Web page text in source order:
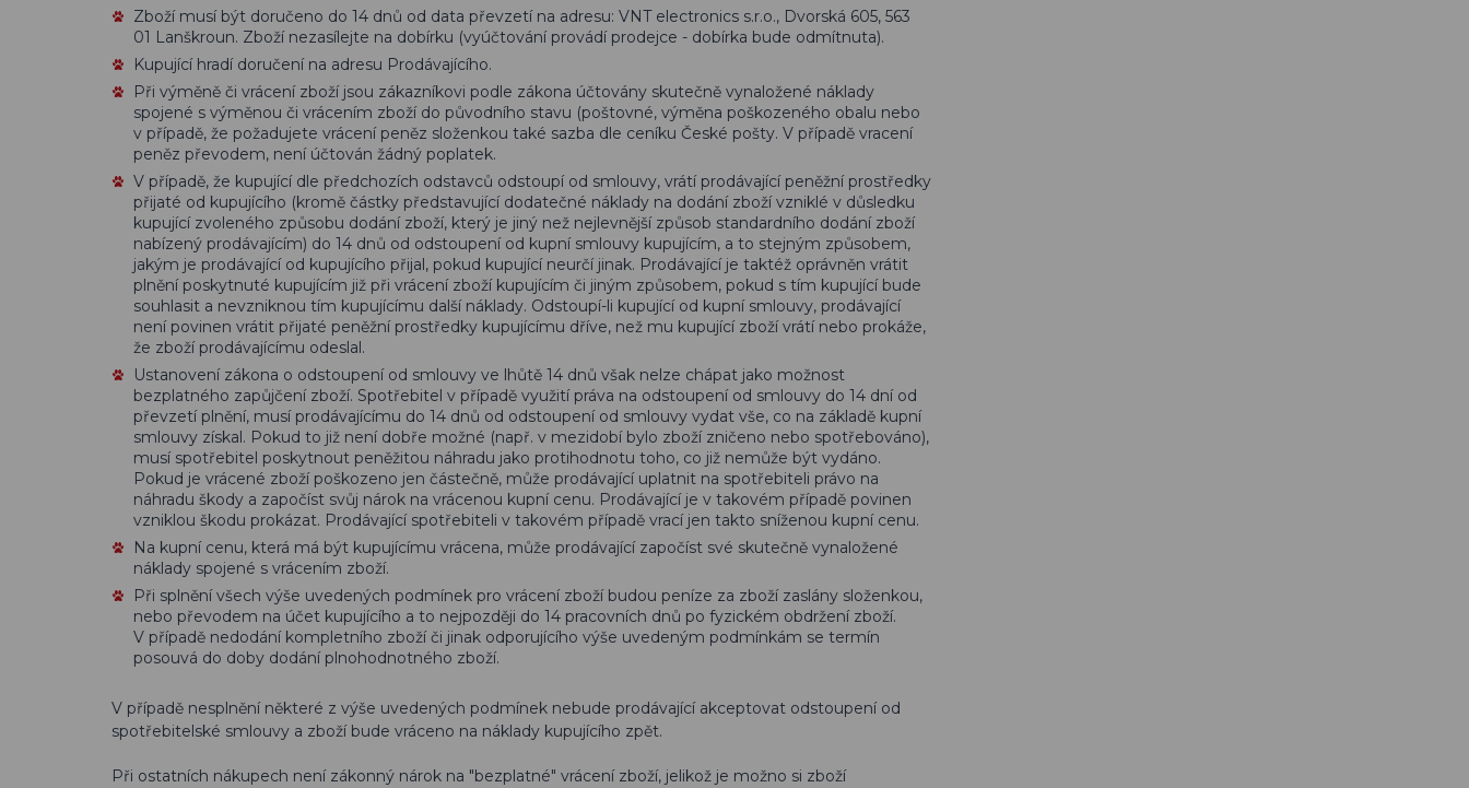
Zboží musí být doručeno do 14 dnů od data převzetí na adresu: VNT electronics s.r.o., Dvorská 605, 563
01 Lanškroun. Zboží nezasílejte na dobírku (vyúčtování provádí prodejce - dobírka bude odmítnuta).
Kupující hradí doručení na adresu Prodávajícího.
Při výměně či vrácení zboží jsou zákazníkovi podle zákona účtovány skutečně vynaložené náklady
spojené s výměnou či vrácením zboží do původního stavu (poštovné, výměna poškozeného obalu nebo
v případě, že požadujete vrácení peněz složenkou také sazba dle ceníku České pošty. V případě vracení
peněz převodem, není účtován žádný poplatek.
V případě, že kupující dle předchozích odstavců odstoupí od smlouvy, vrátí prodávající peněžní prostředky
přijaté od kupujícího (kromě částky představující dodatečné náklady na dodání zboží vzniklé v důsledku
kupující zvoleného způsobu dodání zboží, který je jiný než nejlevnější způsob standardního dodání zboží
nabízený prodávajícím) do 14 dnů od odstoupení od kupní smlouvy kupujícím, a to stejným způsobem,
jakým je prodávající od kupujícího přijal, pokud kupující neurčí jinak. Prodávající je taktéž oprávněn vrátit
plnění poskytnuté kupujícím již při vrácení zboží kupujícím či jiným způsobem, pokud s tím kupující bude
souhlasit a nevzniknou tím kupujícímu další náklady. Odstoupí-li kupující od kupní smlouvy, prodávající
není povinen vrátit přijaté peněžní prostředky kupujícímu dříve, než mu kupující zboží vrátí nebo prokáže,
že zboží prodávajícímu odeslal.
Ustanovení zákona o odstoupení od smlouvy ve lhůtě 14 dnů však nelze chápat jako možnost
bezplatného zapůjčení zboží. Spotřebitel v případě využití práva na odstoupení od smlouvy do 14 dní od
převzetí plnění, musí prodávajícímu do 14 dnů od odstoupení od smlouvy vydat vše, co na základě kupní
smlouvy získal. Pokud to již není dobře možné (např. v mezidobí bylo zboží zničeno nebo spotřebováno),
musí spotřebitel poskytnout peněžitou náhradu jako protihodnotu toho, co již nemůže být vydáno.
Pokud je vrácené zboží poškozeno jen částečně, může prodávající uplatnit na spotřebiteli právo na
náhradu škody a započíst svůj nárok na vrácenou kupní cenu. Prodávající je v takovém případě povinen
vzniklou škodu prokázat. Prodávající spotřebiteli v takovém případě vrací jen takto sníženou kupní cenu.
Na kupní cenu, která má být kupujícímu vrácena, může prodávající započíst své skutečně vynaložené
náklady spojené s vrácením zboží.
Při splnění všech výše uvedených podmínek pro vrácení zboží budou peníze za zboží zaslány složenkou,
nebo převodem na účet kupujícího a to nejpozději do 14 pracovních dnů po fyzickém obdržení zboží.
V případě nedodání kompletního zboží či jinak odporujícího výše uvedeným podmínkám se termín
posouvá do doby dodání plnohodnotného zboží.
V případě nesplnění některé z výše uvedených podmínek nebude prodávající akceptovat odstoupení od
spotřebitelské smlouvy a zboží bude vráceno na náklady kupujícího zpět.
Při ostatních nákupech není zákonný nárok na "bezplatné" vrácení zboží, jelikož je možno si zboží